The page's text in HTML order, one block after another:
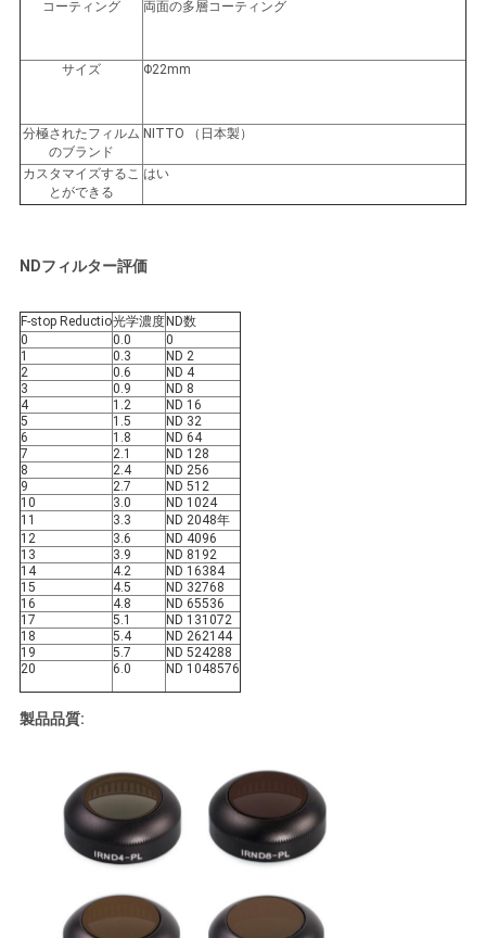
コーティング 両面の多層コーティング
サイズ Φ22mm
分極されたフィルム
のブランド
NITTO （日本製）
カスタマイズするこ
とができる
はい
NDフィルター評価
F-stop Reductio光学濃度 ND数
0
0.0
0
1
0.3
ND 2
2
0.6
ND 4
3
0.9
ND 8
4
1.2
ND 16
5
1.5
ND 32
6
1.8
ND 64
7
2.1
ND 128
8
2.4
ND 256
9
2.7
ND 512
10
3.0
ND 1024
11
3.3
ND 2048年
12
3.6
ND 4096
13
3.9
ND 8192
14
4.2
ND 16384
15
4.5
ND 32768
16
4.8
ND 65536
17
5.1
ND 131072
18
5.4
ND 262144
19
5.7
ND 524288
20
6.0 ND 1048576
製品品質: